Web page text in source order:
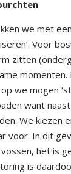
we met
Voor
zitten
we mogen
want
We kiezen
voor. In dit
het is
is